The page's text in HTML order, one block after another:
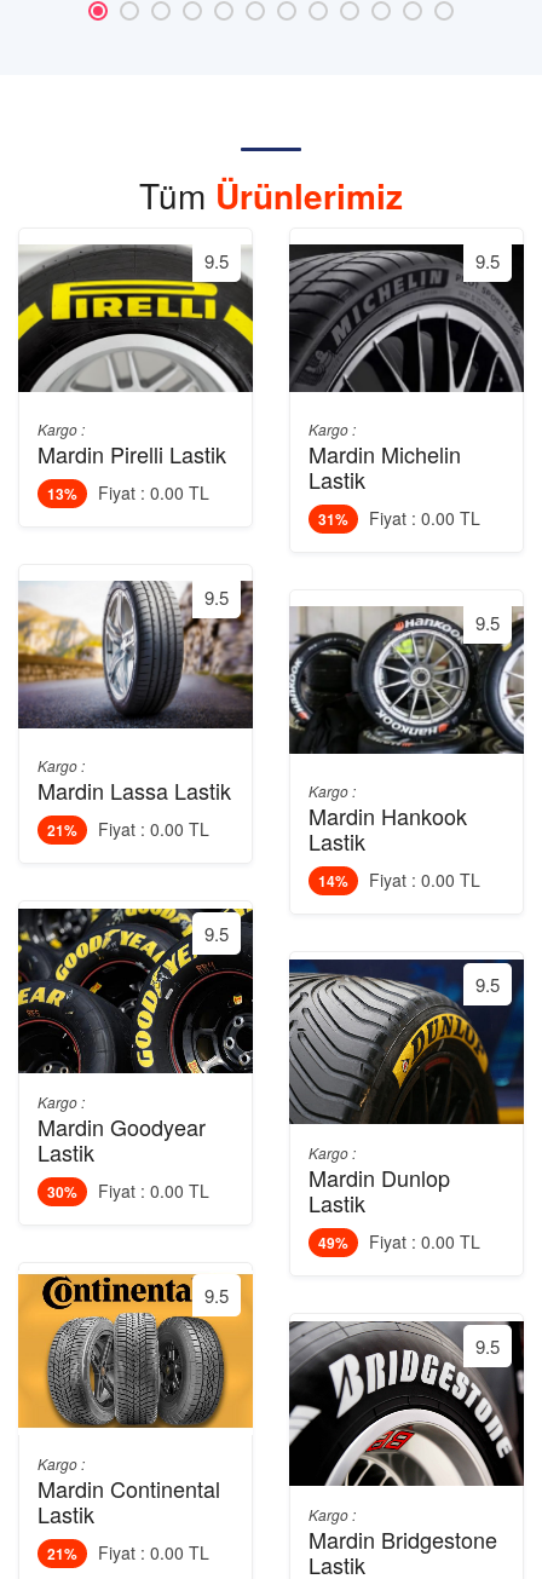
Tüm Ürünlerimiz
9.5
Kargo :
Mardin Pirelli Lastik
13% Fiyat : 0.00 TL
9.5
Kargo :
Mardin Lassa Lastik
21% Fiyat : 0.00 TL
9.5
Kargo :
Mardin Goodyear
Lastik
30% Fiyat : 0.00 TL
9.5
Kargo :
Mardin Continental
Lastik
21% Fiyat : 0.00 TL
9.5
Kargo :
Mardin Michelin
Lastik
31% Fiyat : 0.00 TL
9.5
Kargo :
Mardin Hankook
Lastik
14% Fiyat : 0.00 TL
9.5
Kargo :
Mardin Dunlop
Lastik
49% Fiyat : 0.00 TL
9.5
Kargo :
Mardin Bridgestone
Lastik